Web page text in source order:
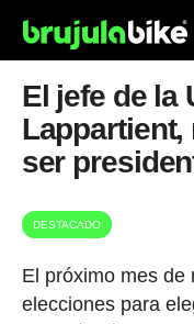
El jefe de la
Lappartient,
ser
DESTACADO
El próximo mes de
elecciones para